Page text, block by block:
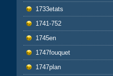
1733etats
1741-752
1745en
1747fouquet
1747plan